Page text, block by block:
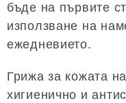
бъде на първите
използване на
ежедневието.
Грижа за кожата на
хигиенично и